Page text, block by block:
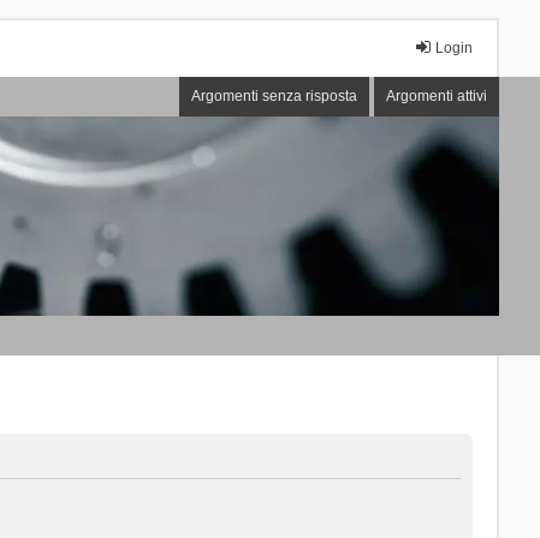
Login
Argomenti senza risposta Argomenti attivi